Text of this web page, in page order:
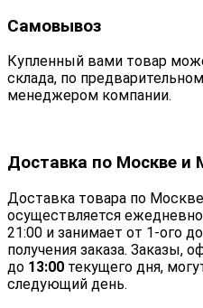
Самовывоз
Купленный вами товар
склада, по
менеджером компании.
Доставка по Москве и
Доставка товара по
осуществляется
21:00 и занимает от 1-ого
получения заказа. Заказы,
до 13:00 текущего дня,
следующий день.